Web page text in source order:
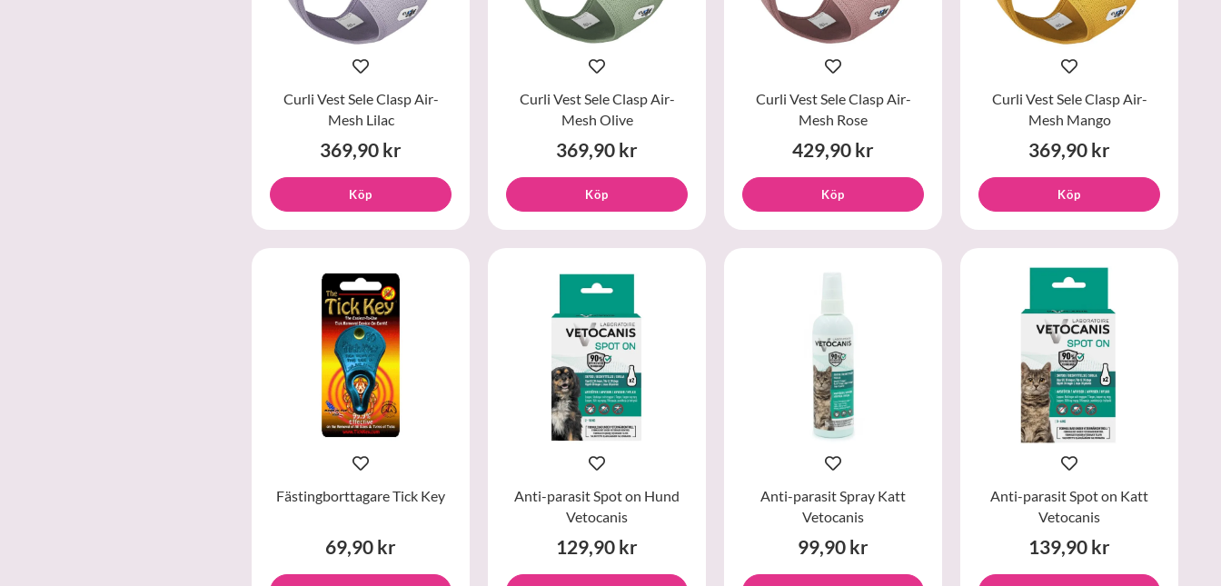
Curli Vest Sele Clasp Air-
Mesh Lilac
369,90 kr
Köp
Curli Vest Sele Clasp Air-
Mesh Olive
369,90 kr
Köp
Curli Vest Sele Clasp Air-
Mesh Rose
429,90 kr
Köp
Curli Vest Sele Clasp Air-
Mesh Mango
369,90 kr
Köp
Fästingborttagare Tick Key
69,90 kr
Anti-parasit Spot on Hund
Vetocanis
129,90 kr
Anti-parasit Spray Katt
Vetocanis
99,90 kr
Anti-parasit Spot on Katt
Vetocanis
139,90 kr